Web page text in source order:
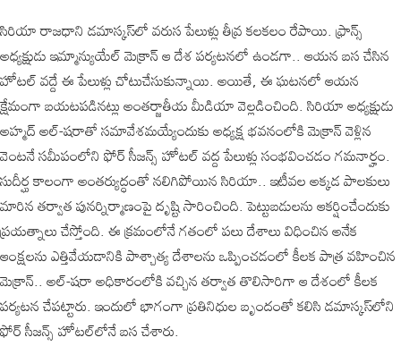
సిరియా రాజధాని డమాస్కస్‌లో వరుస పేలుళ్లు తీవ్ర కలకలం రేపాయి. ఫ్రాన్స్‌
అధ్యక్షుడు ఇమ్మాన్యుయేల్‌ మెక్రాన్‌ ఆ దేశ పర్యటనలో ఉండగా.. ఆయన బస చేసిన
హోటల్‌ వద్దే ఈ పేలుళ్లు చోటుచేసుకున్నాయి. అయితే, ఈ ఘటనలో ఆయన
క్షేమంగా బయటపడినట్లు అంతర్జాతీయ మీడియా వెల్లడించింది. సిరియా అధ్యక్షుడు
అహ్మద్‌ అల్‌-షరాతో సమావేశమయ్యేందుకు అధ్యక్ష భవనంలోకి మెక్రాన్‌ వెళ్లిన
వెంటనే సమీపంలోని ఫోర్ సీజన్స్‌ హోటల్‌ వద్ద పేలుళ్లు సంభవించడం గమనార్హం.
సుదీర్ఘ కాలంగా అంతర్యుద్ధంతో నలిగిపోయిన సిరియా.. ఇటీవల అక్కడ పాలకులు
మారిన తర్వాత పునర్నిర్మాణంపై దృష్టి సారించింది. పెట్టుబడులను ఆకర్షించేందుకు
ప్రయత్నాలు చేస్తోంది. ఈ క్రమంలోనే గతంలో పలు దేశాలు విధించిన అనేక
ఆంక్షలను ఎత్తివేయడానికి పాశ్చాత్య దేశాలను ఒప్పించడంలో కీలక పాత్ర వహించిన
మెక్రాన్‌.. అల్‌-షరా అధికారంలోకి వచ్చిన తర్వాత తొలిసారిగా ఆ దేశంలో కీలక
పర్యటన చేపట్టారు. ఇందులో భాగంగా ప్రతినిధుల బృందంతో కలిసి డమాస్కస్‌లోని
ఫోర్‌ సీజన్స్‌ హోటల్‌లోనే బస చేశారు.